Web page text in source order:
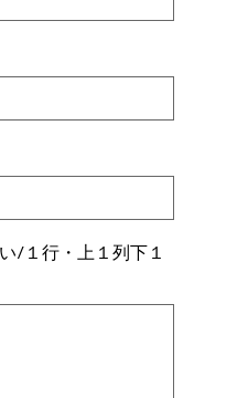
/１行・上１列下１